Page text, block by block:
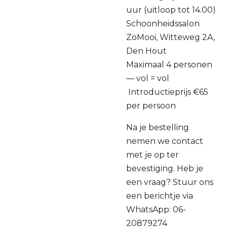
uur (uitloop tot 14.00)
Schoonheidssalon
ZoMooi, Witteweg 2A,
Den Hout
Maximaal 4 personen
— vol = vol
Introductieprijs €65
per persoon
Na je bestelling
nemen we contact
met je op ter
bevestiging. Heb je
een vraag? Stuur ons
een berichtje via
WhatsApp: 06-
20879274